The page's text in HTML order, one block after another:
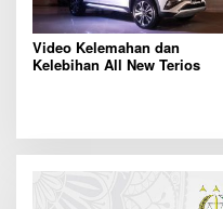
Video Kelemahan dan
Kelebihan All New Terios